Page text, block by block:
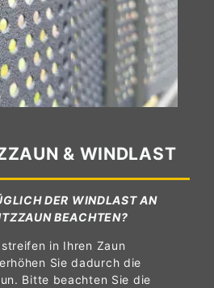
& WINDLAST
DER WINDLAST AN
BEACHTEN?
in Ihren Zaun
Sie dadurch die
Bitte beachten Sie die